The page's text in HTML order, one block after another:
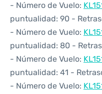
- Número de Vuelo:
puntualidad: 90 -
- Número de Vuelo:
puntualidad: 80 -
- Número de Vuelo:
puntualidad: 41 -
- Número de Vuelo: